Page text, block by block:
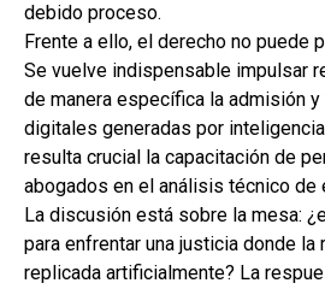
debido proceso.
Frente a ello, el derecho no puede
Se vuelve indispensable impulsar
de manera específica la admisión
digitales generadas por
resulta crucial la capacitación de
abogados en el análisis técnico de
La discusión está sobre la mesa:
para enfrentar una justicia donde la
replicada artificialmente? La